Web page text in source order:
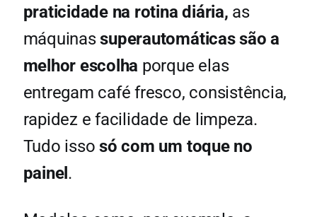
praticidade na rotina diária, as
máquinassuperautomáticas são a
melhor escolha porque elas
entregam café fresco, consistência,
rapidez e facilidade de limpeza.
Tudo isso só com um toque no
painel .